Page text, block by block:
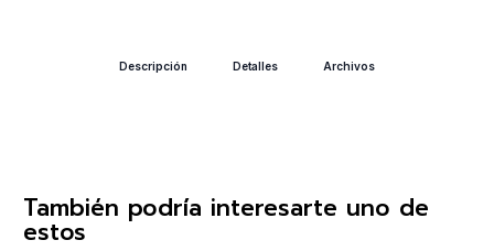
Descripción Detalles Archivos
También podría interesarte uno de
estos